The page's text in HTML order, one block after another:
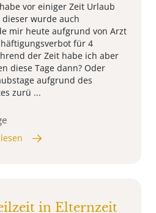
vor einiger Zeit Urlaub
wurde auch
mir heute aufgrund von Arzt
für 4
der Zeit habe ich aber
diese Tage dann? Oder
aufgrund des
zurü ...
in Elternzeit